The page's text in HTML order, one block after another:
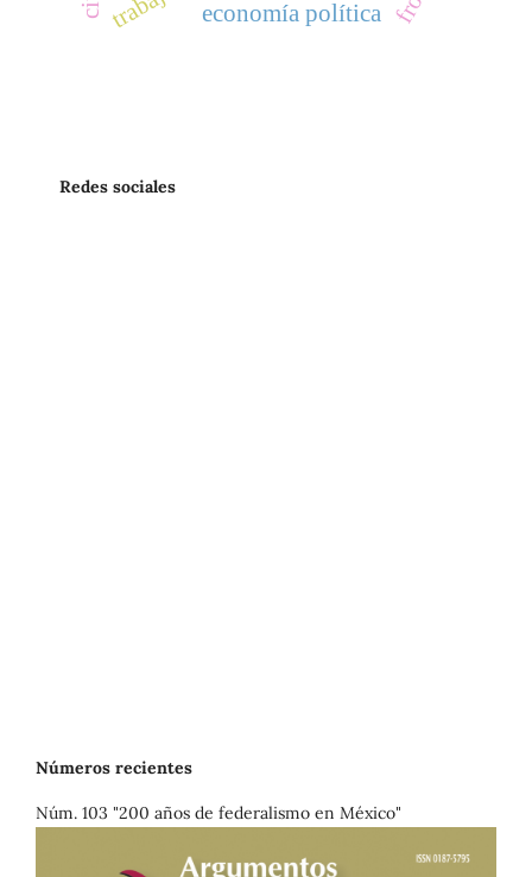
economía política
Redes sociales
Números recientes
Núm. 103 "200 años de federalismo en México"